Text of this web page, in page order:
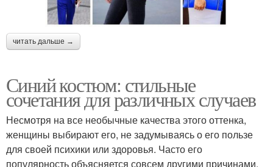
читать дальше →
Синий костюм: стильные
сочетания для различных случаев
Несмотря на все необычные качества этого оттенка,
женщины выбирают его, не задумываясь о его пользе
для своей психики или здоровья. Часто его
популярность объясняется совсем другими причинами.